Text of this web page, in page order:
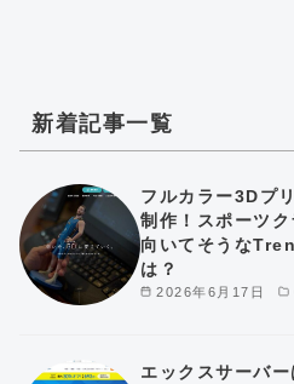
新着記事一覧
2026年6月17日
フルカラー3Dプ
制作！スポーツ
向いてそうな
は？
エックスサーバ